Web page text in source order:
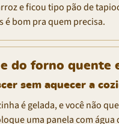
e ficou tipo pão de
é bom pra quem precisa.
do forno quente
sem aquecer a
é gelada, e você não
uma panela com água